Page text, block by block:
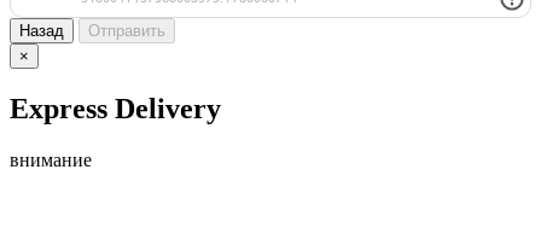
Назад
Отправить
×
Express Delivery
внимание